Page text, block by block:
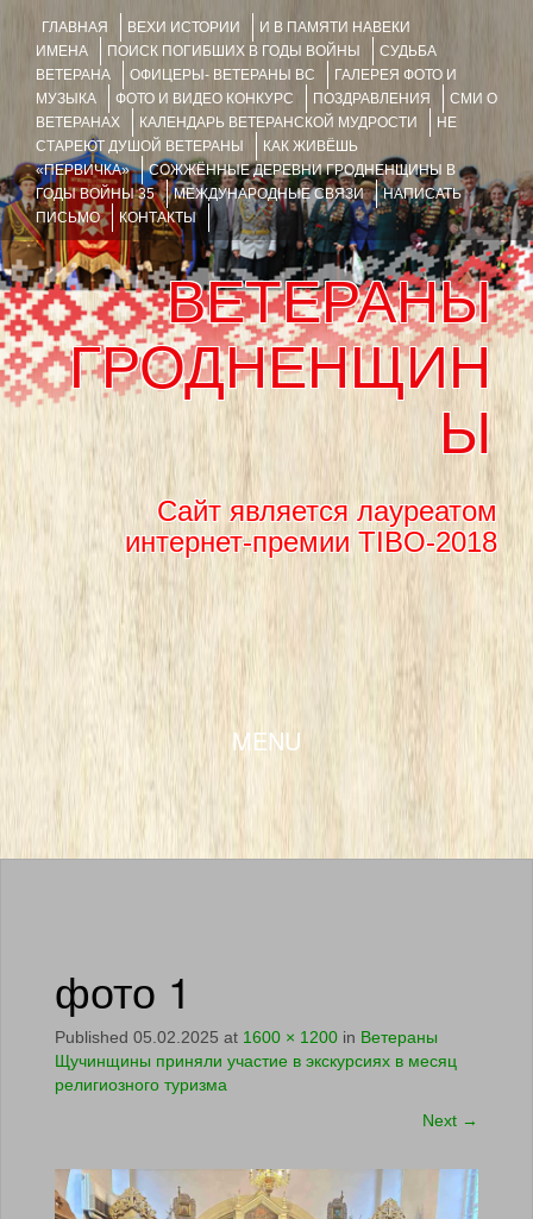
ГЛАВНАЯ ВЕХИ ИСТОРИИ
И В ПАМЯТИ НАВЕКИ
ИМЕНА
ПОИСК ПОГИБШИХ В ГОДЫ ВОЙНЫ
СУДЬБА
ВЕТЕРАНА
ОФИЦЕРЫ- ВЕТЕРАНЫ ВС
ГАЛЕРЕЯ ФОТО И
МУЗЫКА
ФОТО И ВИДЕО КОНКУРС ПОЗДРАВЛЕНИЯ
СМИ О
ВЕТЕРАНАХ
КАЛЕНДАРЬ ВЕТЕРАНСКОЙ МУДРОСТИ
НЕ
СТАРЕЮТ ДУШОЙ ВЕТЕРАНЫ
КАК ЖИВЁШЬ
«ПЕРВИЧКА»
СОЖЖЁННЫЕ ДЕРЕВНИ ГРОДНЕНЩИНЫ В
ГОДЫ ВОЙНЫ 35
МЕЖДУНАРОДНЫЕ СВЯЗИ
НАПИСАТЬ
ПИСЬМО
КОНТАКТЫ
ВЕТЕРАНЫ
ГРОДНЕНЩИН
Ы
Сайт является лауреатом
интернет-премии TIBO-2018
MENU
SKIP TO CONTENT
фото 1
Published 05.02.2025 at 1600 × 1200 in Ветераны
Щучинщины приняли участие в экскурсиях в месяц
религиозного туризма
Next →